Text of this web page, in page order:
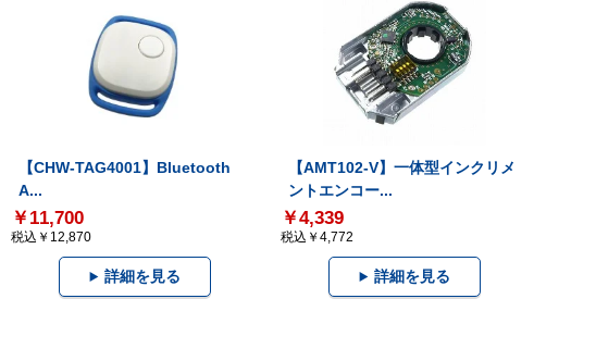
【CHW-TAG4001】Bluetooth
A...
￥11,700
税込￥12,870
詳細を見る
【AMT102-V】一体型インクリメ
ントエンコー...
￥4,339
税込￥4,772
詳細を見る